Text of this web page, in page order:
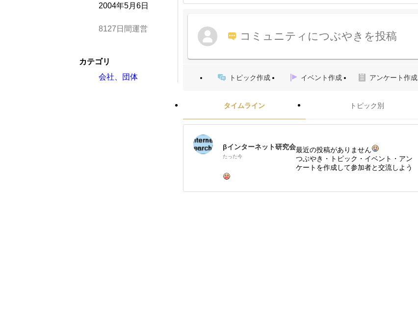
コミュニティにつぶやきを投稿
トピック作成 イベント作成 アンケート作成
タイムライン トピック別
βインターネット研究会
たった今
最近の投稿がありません
つぶやき・トピック・イベント・アン
ケートを作成して参加者と交流しよう
2004年5月6日
8127日間運営
カテゴリ
会社、団体